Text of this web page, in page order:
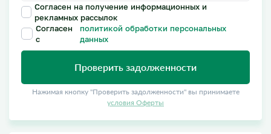
Согласен на получение информационных и
рекламных рассылок
Согласен
с
политикой обработки персональных
данных
Проверить задолженности
Нажимая кнопку "Проверить задолженности" вы принимаете
условия Оферты